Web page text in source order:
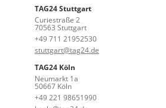
TAG24 Stuttgart
Curiestraße 2
70563 Stuttgart
+49 711 21952530
stuttgart@tag24.de
TAG24 Köln
Neumarkt 1a
50667 Köln
+49 221 98651990